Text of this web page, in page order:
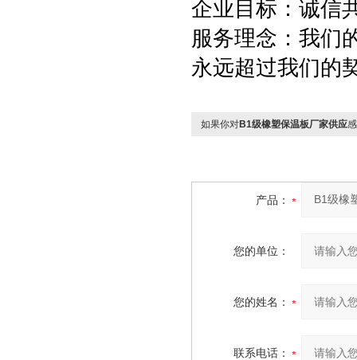
企业目标：诚信
服务理念：我们
永远超过我们的
如果你对B1级橡塑保温板厂家供应
产品：
您的单位：
您的姓名：
联系电话：